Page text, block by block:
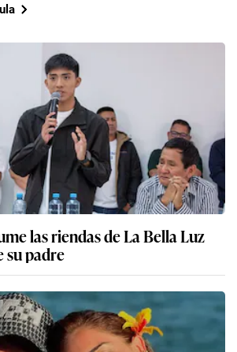
las riendas de La Bella Luz
su padre